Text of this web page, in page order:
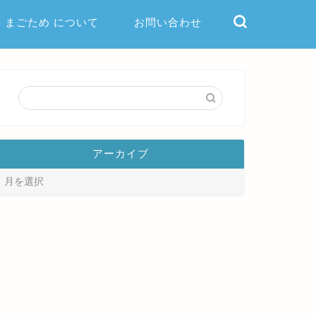
まごため について お問い合わせ
アーカイブ